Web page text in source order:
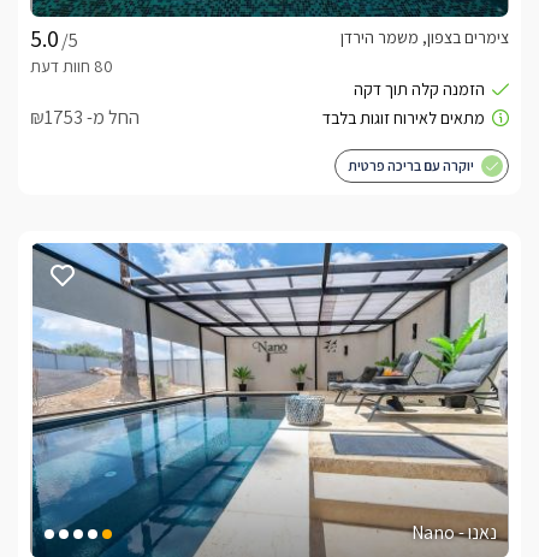
/5
צימרים בצפון, משמר הירדן
החל מ- ₪1753
יוקרה עם בריכה פרטית
נאנו - Nano